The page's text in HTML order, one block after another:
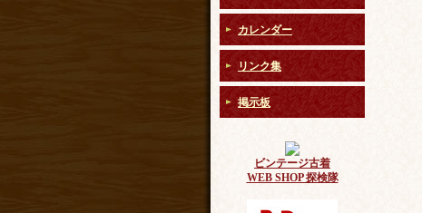
カレンダー
リンク集
掲示板
ビンテージ古着
WEB SHOP 探検隊